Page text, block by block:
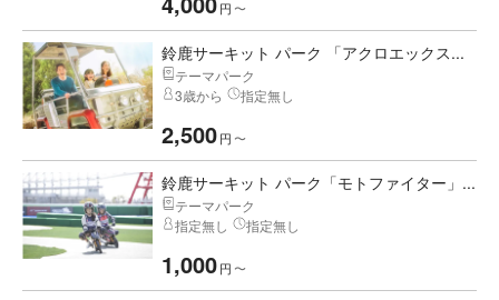
円 〜
鈴鹿サーキット パーク 「アクロエックス...
テーマパーク
3歳から
指定無し
2,500円 〜
鈴鹿サーキット パーク「モトファイター」...
テーマパーク
指定無し
指定無し
1,000円 〜